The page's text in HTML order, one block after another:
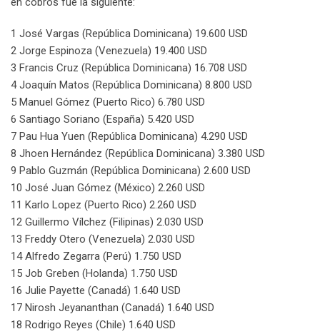
1 José Vargas (República Dominicana) 19.600 USD
2 Jorge Espinoza (Venezuela) 19.400 USD
3 Francis Cruz (República Dominicana) 16.708 USD
4 Joaquín Matos (República Dominicana) 8.800 USD
5 Manuel Gómez (Puerto Rico) 6.780 USD
6 Santiago Soriano (España) 5.420 USD
7 Pau Hua Yuen (República Dominicana) 4.290 USD
8 Jhoen Hernández (República Dominicana) 3.380 USD
9 Pablo Guzmán (República Dominicana) 2.600 USD
10 José Juan Gómez (México) 2.260 USD
11 Karlo Lopez (Puerto Rico) 2.260 USD
12 Guillermo Vílchez (Filipinas) 2.030 USD
13 Freddy Otero (Venezuela) 2.030 USD
14 Alfredo Zegarra (Perú) 1.750 USD
15 Job Greben (Holanda) 1.750 USD
16 Julie Payette (Canadá) 1.640 USD
17 Nirosh Jeyananthan (Canadá) 1.640 USD
18 Rodrigo Reyes (Chile) 1.640 USD